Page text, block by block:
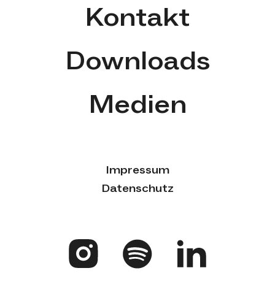
Kontakt
Downloads
Medien
Impressum
Datenschutz